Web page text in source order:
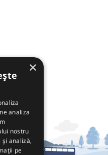
×
analiza
nostru
analiză,
pe